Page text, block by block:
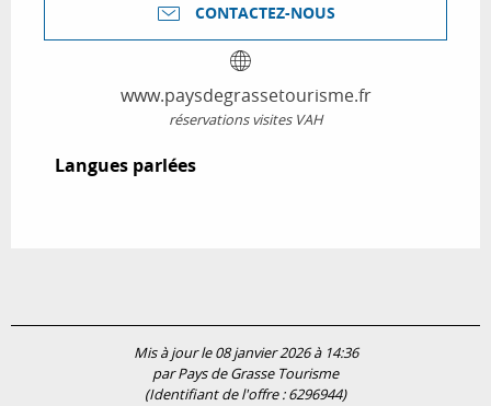
CONTACTEZ-NOUS
www.paysdegrassetourisme.fr
réservations visites VAH
Langues parlées
Langues parlées
Mis à jour le 08 janvier 2026 à 14:36
par Pays de Grasse Tourisme
(Identifiant de l'offre :6296944)